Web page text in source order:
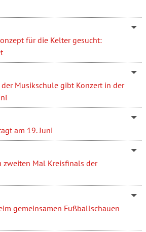
für die Kelter gesucht:
Musikschule gibt Konzert in der
am 19. Juni
zweiten Mal Kreisfinals der
gemeinsamen Fußballschauen